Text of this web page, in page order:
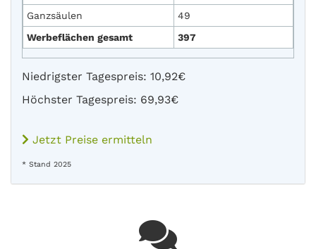
Ganzsäulen
49
Werbeflächen gesamt
397
Niedrigster Tagespreis: 10,92€
Höchster Tagespreis: 69,93€
Jetzt Preise ermitteln
* Stand 2025